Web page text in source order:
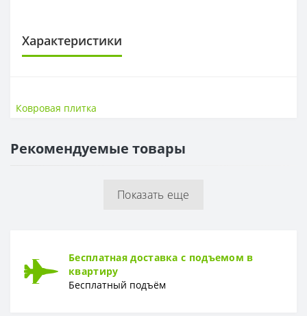
Характеристики
Страна производства
Высота, мм
Ковровая плитка
Рекомендуемые товары
Показать еще
Бесплатная доставка с подъемом в
квартиру
Бесплатный подъём